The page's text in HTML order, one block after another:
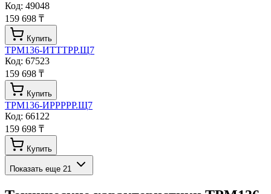
Код: 49048
159 698 ₸
Купить
ТРМ136-ИТТТРР.Щ7
Код: 67523
159 698 ₸
Купить
ТРМ136-ИРРРРР.Щ7
Код: 66122
159 698 ₸
Купить
Показать еще 21